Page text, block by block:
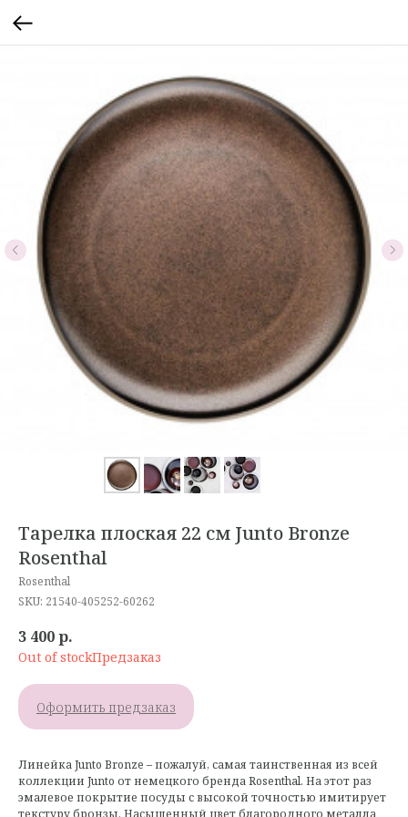
Тарелка плоская 22 см Junto Bronze
Rosenthal
Rosenthal
SKU: 21540-405252-60262
3 400р.
Out of stock
Оформить предзаказ
Линейка Junto Bronze – пожалуй, самая таинственная из всей
коллекции Junto от немецкого бренда Rosenthal. На этот раз
эмалевое покрытие посуды с высокой точностью имитирует